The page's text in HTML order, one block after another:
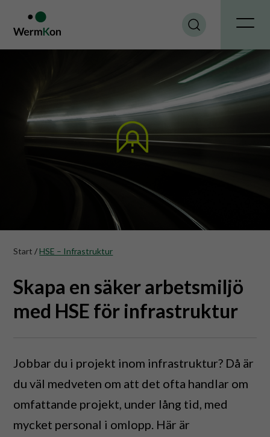
Start /HSE – Infrastruktur
Skapa en säker arbetsmiljö
med HSE för infrastruktur
Jobbar du i projekt inom infrastruktur? Då är
du väl medveten om att det ofta handlar om
omfattande projekt, under lång tid, med
mycket personal i omlopp. Här är